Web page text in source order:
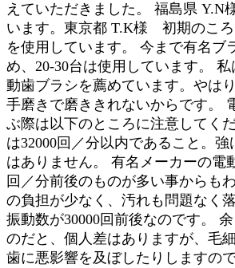
えていただきました。 福島県 Y.N
います。東京都 T.K様 初期のこ
を使用しています。 今まで有名ブ
め、20-30台は使用しています。
動歯ブラシを薦めています。やは
手磨きで磨ききれないからです。
ぶ際は以下のところに注意してく
は32000回／分以内であること。
はありません。 有名メーカーの電
回／分前後のものが多い事からも
の負担が少なく、汚れも問題なく
振動数が30000回前後なのです。
のだと、個人差はありますが、毛
歯に悪影響を及ぼしたりしますの